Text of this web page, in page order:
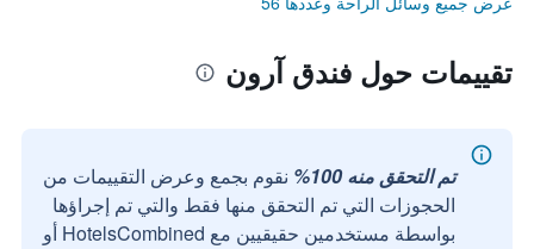
تقييمات حول فندق آرون
تم التحقق منه 100%
نقوم بجمع وعرض التقييمات من
الحجوزات التي تم التحقق منها فقط والتي تم إجراؤها
بواسطة مستخدمين حقيقيين مع HotelsCombined أو